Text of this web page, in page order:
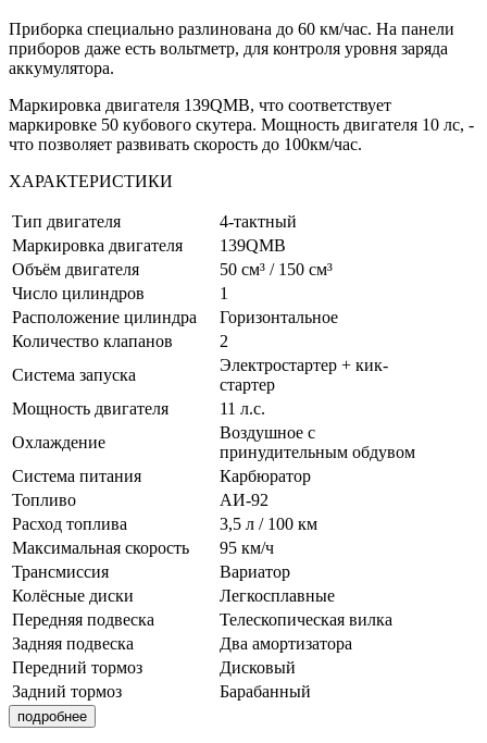
Приборка специально разлинована до 60 км/час. На панели
приборов даже есть вольтметр, для контроля уровня заряда
аккумулятора.
Маркировка двигателя 139QMB, что соответствует
маркировке 50 кубового скутера. Мощность двигателя 10 лс, -
что позволяет развивать скорость до 100км/час.
ХАРАКТЕРИСТИКИ
Тип двигателя
4-тактный
Маркировка двигателя
139QMB
Объём двигателя
50 см³ / 150 см³
Число цилиндров
1
Расположение цилиндра
Горизонтальное
Количество клапанов
2
Система запуска
Электростартер + кик-
стартер
Мощность двигателя
11 л.с.
Охлаждение
Воздушное с
принудительным обдувом
Система питания
Карбюратор
Топливо
АИ-92
Расход топлива
3,5 л / 100 км
Максимальная скорость
95 км/ч
Трансмиссия
Вариатор
Колёсные диски
Легкосплавные
Передняя подвеска
Телескопическая вилка
Задняя подвеска
Два амортизатора
Передний тормоз
Дисковый
Задний тормоз
Барабанный
подробнее